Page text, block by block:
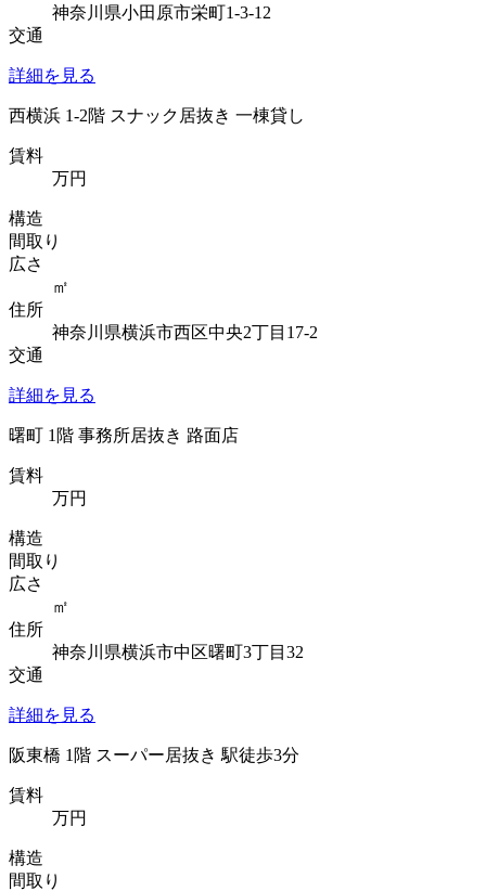
神奈川県小田原市栄町1-3-12
交通
詳細を見る
西横浜 1-2階 スナック居抜き 一棟貸し
賃料
万円
構造
間取り
広さ
㎡
住所
神奈川県横浜市西区中央2丁目17-2
交通
詳細を見る
曙町 1階 事務所居抜き 路面店
賃料
万円
構造
間取り
広さ
㎡
住所
神奈川県横浜市中区曙町3丁目32
交通
詳細を見る
阪東橋 1階 スーパー居抜き 駅徒歩3分
賃料
万円
構造
間取り